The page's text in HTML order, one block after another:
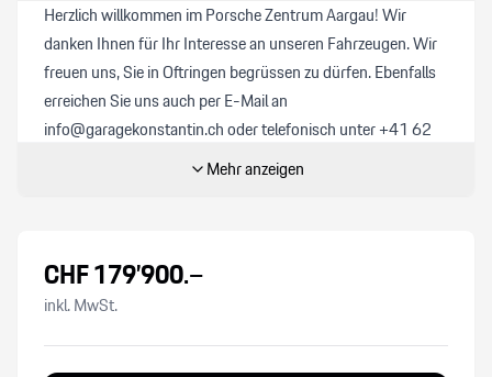
Windowbag
Hinterachslenkung
Keine Gewähr auf die Angaben der Serienausstattungen
Matrix LED-Scheinwerfer abgedunkelt
Reifendruck-Kontrollsystem RDK
Herzlich willkommen im Porsche Zentrum Aargau! Wir
danken Ihnen für Ihr Interesse an unseren Fahrzeugen. Wir
freuen uns, Sie in Oftringen begrüssen zu dürfen. Ebenfalls
erreichen Sie uns auch per E-Mail an
info@garagekonstantin.ch oder telefonisch unter +41 62
791 19 11. Als Ihr Porsche-Partner haben wir vielleicht
schon Ihr Traum-Modell im Angebot. Alle unsere Neuwagen
durchlaufen zusätzlich den «Porsche Approved 111 Punkte
Check». Preisinformation:
Mehr anzeigen
CHF179’900.–
inkl. MwSt.